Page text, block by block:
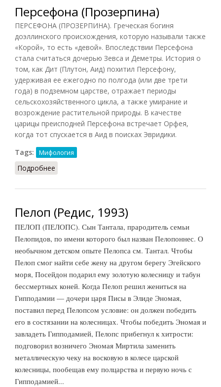
Персефона (Прозерпина)
ПЕРСЕФОНА (ПРОЗЕРПИНА). Греческая богиня
доэллинского происхождения, которую называли также
«Корой», то есть «девой». Впоследствии Персефона
стала считаться дочерью Зевса и Деметры. История о
том, как Дит (Плутон, Аид) похитил Персефону,
удерживая ее ежегодно по полгода (или две трети
года) в подземном царстве, отражает периоды
сельскохозяйственного цикла, а также умирание и
возрождение растительной природы. В качестве
царицы преисподней Персефона встречает Орфея,
когда тот спускается в Аид в поисках Эвридики.
Tags:
Мифология
Подробнее
Пелоп (Редис, 1993)
ПЕЛОП (ПЕЛОПС). Сын Тантала, прародитель семьи
Пелопидов, по имени которого был назван Пелопоннес. О
необычном детском опыте Пелопса см. Тантал. Чтобы
Пелоп смог найти себе жену на другом берегу Эгейского
моря, Посейдон подарил ему золотую колесницу и табун
бессмертных коней. Когда Пелоп решил жениться на
Гипподамии — дочери царя Писы в Элиде Эномая,
поставил перед Пелопсом условие: он должен победить
его в состязании на колесницах. Чтобы победить Эномая и
завладеть Гипподамией, Пелопс прибегнул к хитрости:
подговорил возничего Эномая Миртила заменить
металлическую чеку на восковую в колесе царской
колесницы, пообещав ему полцарства и первую ночь с
Гипподамией...